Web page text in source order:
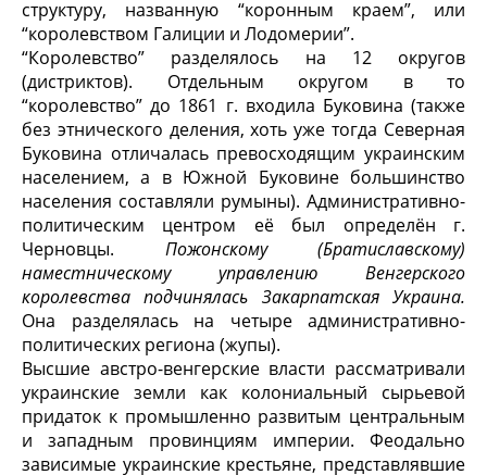
структуру, названную “коронным краем”, или
“королевством Галиции и Лодомерии”.
“Королевство” разделялось на 12 округов
(дистриктов). Отдельным ок­ругом в то
“королевство” до 1861 г. входила Буковина (также
без этничес­кого деления, хоть уже тогда Северная
Буковина отличалась превосходя­щим украинским
населением, а в Южной Буковине большинство
населения составляли румыны). Административно-
политическим центром её был опре­делён г.
Черновцы. Пожонскому (Братиславскому)
наместническому управлению Венгерского
королевства подчинялась Закарпатская Украи­на.
Она разделялась на четыре административно-
политических региона (жупы).
Высшие австро-венгерские власти рассматривали
украинские земли как колониальный сырьевой
придаток к промышленно развитым центральным
и западным провинциям империи. Феодально
зависимые украинские крестья­не, представлявшие